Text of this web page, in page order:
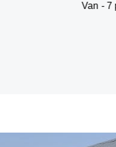
Van - 7 personnes